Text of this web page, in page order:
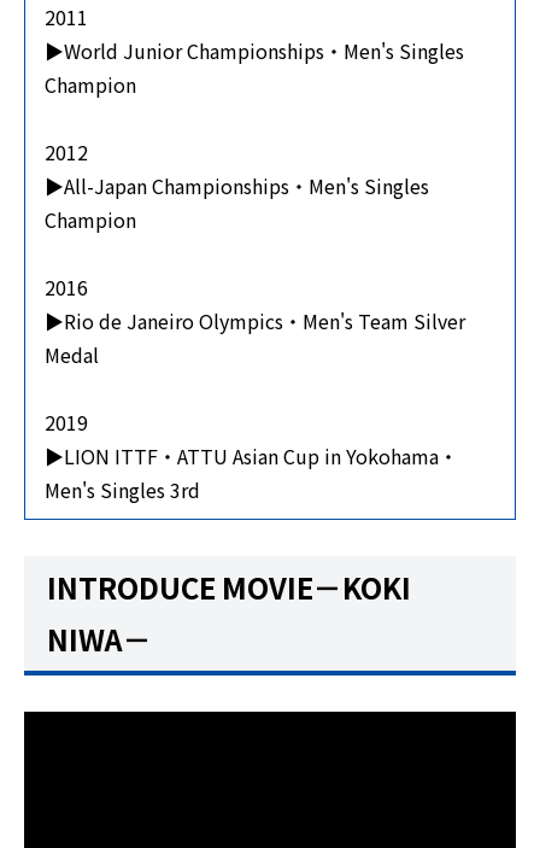
2011
▶World Junior Championships・Men's Singles
Champion
2012
▶All-Japan Championships・Men's Singles
Champion
2016
▶Rio de Janeiro Olympics・Men's Team Silver
Medal
2019
▶LION ITTF・ATTU Asian Cup in Yokohama・
Men's Singles 3rd
INTRODUCE MOVIE－KOKI
NIWA－